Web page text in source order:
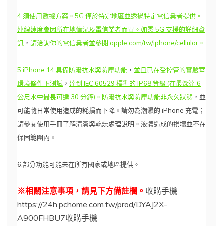
4.須使用數據方案。5G 僅於特定地區並透過特定電信業者提供。
連線速度會因所在地情況及電信業者而異。如需 5G 支援的詳細資
訊 ， 請洽詢你的電信業者並參閱 apple.com/tw/iphone/cellular。
5.iPhone 14 具備防潑抗水與防塵功能 ， 並且已在受控管的實驗室
環境條件下測試 ， 達到 IEC 60529 標準的 IP68 等級 (在最深達 6
公尺水中最長可達 30 分鐘)。防潑抗水與防塵功能非永久狀態 ，並
可能隨日常使用造成的耗損而下降。請勿為潮濕的 iPhone 充電；
請參閱使用手冊了解清潔與乾燥處理說明。液體造成的損壞並不在
保固範圍內。
6.部分功能可能未在所有國家或地區提供。
※相關注意事項，請見下方備註欄。 收購手機
https://24h.pchome.com.tw/prod/DYAJ2X-
A900FHBU7收購手機